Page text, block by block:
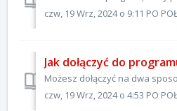
czw, 19 Wrz, 2024 o 9:11 PO
Jak dołączyć do
czw, 19 Wrz, 2024 o 4:53 PO